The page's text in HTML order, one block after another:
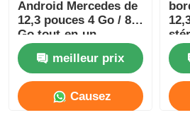
Android Mercedes de
12,3 pouces 4 Go / 8
Go tout-en-un
Carplay
meilleur prix
Causez